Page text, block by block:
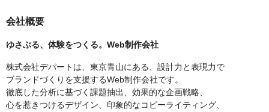
会社概要
ゆさぶる、体験をつくる。Web制作会社
株式会社デパートは、東京青山にある、設計力と表現力で
ブランドづくりを支援するWeb制作会社です。
徹底した分析に基づく課題抽出、効果的な企画戦略、
心を惹きつけるデザイン、印象的なコピーライティング、